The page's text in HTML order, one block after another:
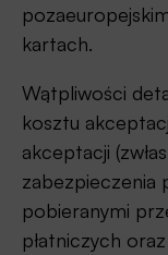
kartach.
Wątpliwości
kosztu
akceptacji
zabezpieczenia
pobieranymi
płatniczych